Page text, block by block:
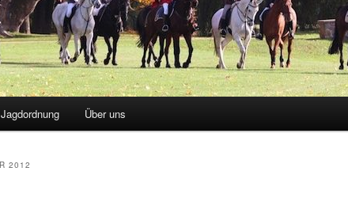
Jagdordnung Über uns
2012